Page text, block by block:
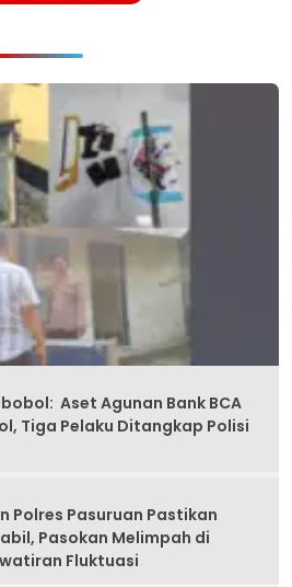
Aset Agunan Bank BCA
Tiga Pelaku Ditangkap Polisi
Polres Pasuruan Pastikan
Pasokan Melimpah di
Fluktuasi